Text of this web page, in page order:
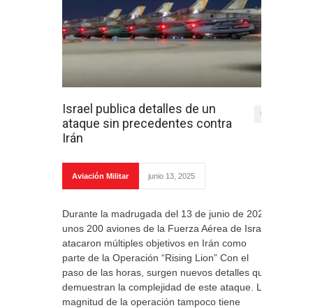
Israel publica detalles de un
ataque sin precedentes contra
Irán
0
Aviación Militar junio 13, 2025
Durante la madrugada del 13 de junio de 2025,
unos 200 aviones de la Fuerza Aérea de Israel
atacaron múltiples objetivos en Irán como
parte de la Operación “Rising Lion” Con el
paso de las horas, surgen nuevos detalles que
demuestran la complejidad de este ataque. La
magnitud de la operación tampoco tiene